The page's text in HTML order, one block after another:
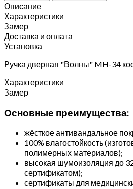
Описание
Характеристики
Замер
Доставка и оплата
Установка
Ручка дверная "Волны" MH-34
Характеристики
Замер
Основные преимущества:
жёсткое антивандальное
100% влагостойкость
полимерных материалов);
высокая шумоизоляция до
сертификатом);
сертификаты для